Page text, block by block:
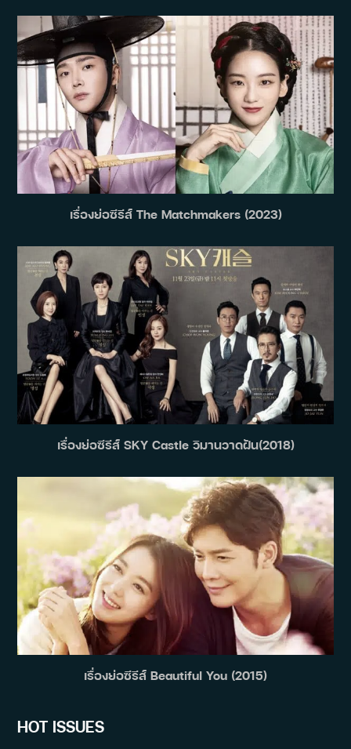
เรื่องย่อซีรีส์ The Matchmakers (2023)
เรื่องย่อซีรีส์ SKY Castle วิมานวาดฝัน(2018)
เรื่องย่อซีรีส์ Beautiful You (2015)
HOT ISSUES